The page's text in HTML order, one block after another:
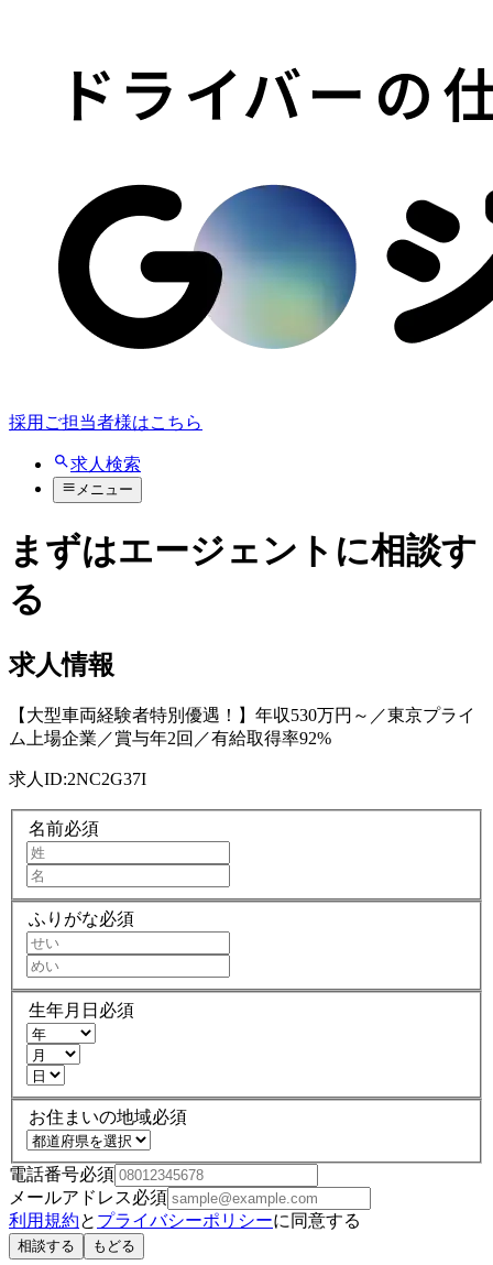
採用ご担当者様はこちら
求人検索
メニュー
まずはエージェントに相談す
る
求人情報
【大型車両経験者特別優遇！】年収530万円～／東京プライ
ム上場企業／賞与年2回／有給取得率92%
求人ID:2NC2G37I
名前必須
ふりがな必須
生年月日 必須
お住まいの地域必須
電話番号必須
メールアドレス必須
利用規約と プライバシーポリシーに同意する
相談する もどる